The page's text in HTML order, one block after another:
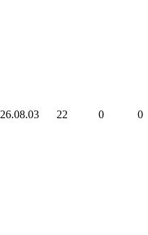
26.08.03 22 0 0